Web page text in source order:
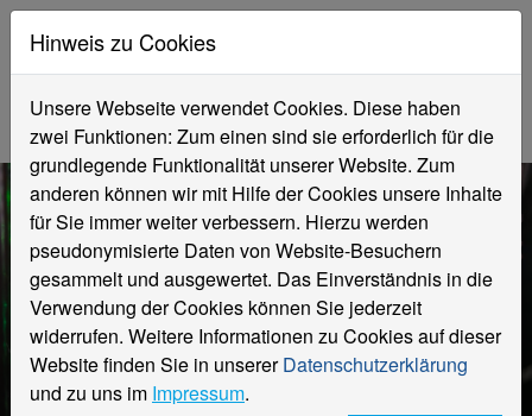
IT und Daten
Hinweis zu Cookies
Unsere Webseite verwendet Cookies. Diese haben
zwei Funktionen: Zum einen sind sie erforderlich für die
grundlegende Funktionalität unserer Website. Zum
anderen können wir mit Hilfe der Cookies unsere Inhalte
für Sie immer weiter verbessern. Hierzu werden
pseudonymisierte Daten von Website-Besuchern
gesammelt und ausgewertet. Das Einverständnis in die
Verwendung der Cookies können Sie jederzeit
widerrufen. Weitere Informationen zu Cookies auf dieser
Website finden Sie in unsererDatenschutzerklärung
und zu uns im Impressum.